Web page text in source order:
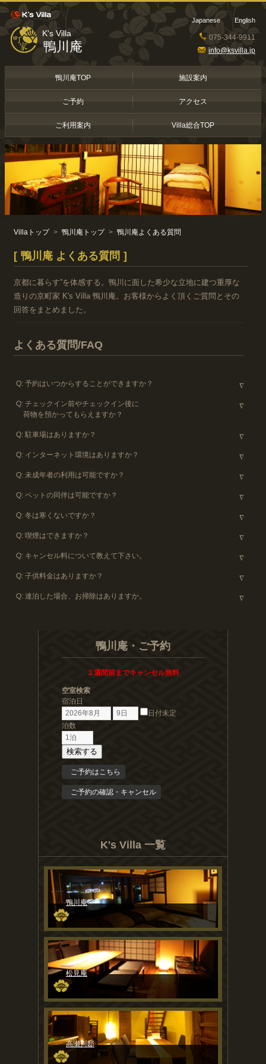
K's Villa
鴨川庵
Japanese English
075-344-9911
info@ksvilla.jp
鴨川庵TOP 施設案内
ご予約 アクセス
ご利用案内 Villa総合TOP
Villaトップ 鴨川庵トップ 鴨川庵よくある質問
鴨川庵 よくある質問
京都に暮らす”を体感する。鴨川に面した希少な立地に建つ重厚な
造りの京町家 K's Villa 鴨川庵。お客様からよく頂くご質問とその
回答をまとめました。
よくある質問/FAQ
予約はいつからすることができますか？
チェックイン前やチェックイン後に
荷物を預かってもらえますか？
駐車場はありますか？
インターネット環境はありますか？
未成年者の利用は可能ですか？
ペットの同伴は可能ですか？
冬は寒くないですか？
喫煙はできますか？
キャンセル料について教えて下さい。
子供料金はありますか？
連泊した場合、お掃除はありますか。
鴨川庵・ご予約
２週間前までキャンセル無料
空室検索
宿泊日
日付未定
泊数
検索する
ご予約はこちら
ご予約の確認・キャンセル
K's Villa 一覧
鴨川庵
松見庵
高瀬川邸